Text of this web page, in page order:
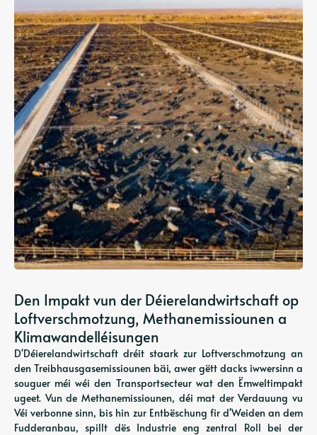
Den Impakt vun der Déierelandwirtschaft op
Loftverschmotzung, Methanemissiounen a
Klimawandelléisungen
D'Déierelandwirtschaft dréit staark zur Loftverschmotzung an
den Treibhausgasemissiounen bäi, awer gëtt dacks iwwersinn a
souguer méi wéi den Transportsecteur wat den Ëmweltimpakt
ugeet. Vun de Methanemissiounen, déi mat der Verdauung vu
Véi verbonne sinn, bis hin zur Entbëschung fir d'Weiden an dem
Fudderanbau, spillt dës Industrie eng zentral Roll bei der